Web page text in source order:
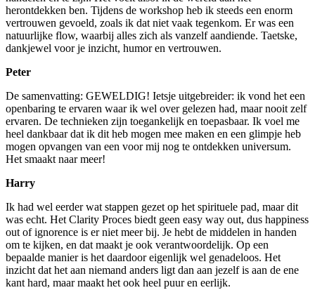
herontdekken ben. Tijdens de workshop heb ik steeds een enorm
vertrouwen gevoeld, zoals ik dat niet vaak tegenkom. Er was een
natuurlijke flow, waarbij alles zich als vanzelf aandiende. Taetske,
dankjewel voor je inzicht, humor en vertrouwen.
Peter
De samenvatting: GEWELDIG! Ietsje uitgebreider: ik vond het een
openbaring te ervaren waar ik wel over gelezen had, maar nooit zelf
ervaren. De technieken zijn toegankelijk en toepasbaar. Ik voel me
heel dankbaar dat ik dit heb mogen mee maken en een glimpje heb
mogen opvangen van een voor mij nog te ontdekken universum.
Het smaakt naar meer!
Harry
Ik had wel eerder wat stappen gezet op het spirituele pad, maar dit
was echt. Het Clarity Proces biedt geen easy way out, dus happiness
out of ignorence is er niet meer bij. Je hebt de middelen in handen
om te kijken, en dat maakt je ook verantwoordelijk. Op een
bepaalde manier is het daardoor eigenlijk wel genadeloos. Het
inzicht dat het aan niemand anders ligt dan aan jezelf is aan de ene
kant hard, maar maakt het ook heel puur en eerlijk.